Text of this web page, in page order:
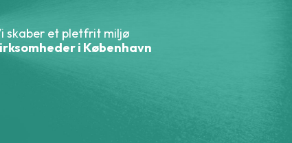
skaber et pletfrit miljø
i København